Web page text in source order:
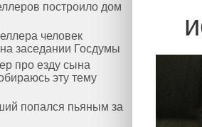
построило дом
человек
заседании Госдумы
про езду сына
эту тему
попался пьяным за